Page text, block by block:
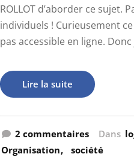
ROLLOT d’aborder ce sujet.
individuels ! Curieusement
pas accessible en ligne.
Lire la suite
2 commentaires Dans
Organisation
société